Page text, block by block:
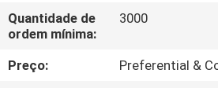
CONTROLE
DA
QUALIDADE
Quantidade de
ordem mínima:
3000
Preço:
Preferential &